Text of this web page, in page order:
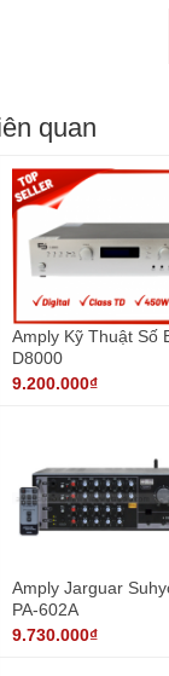
quan
Amply Kỹ Thuật Số
D8000
9.200.000₫
Amply Jarguar
PA-602A
9.730.000₫